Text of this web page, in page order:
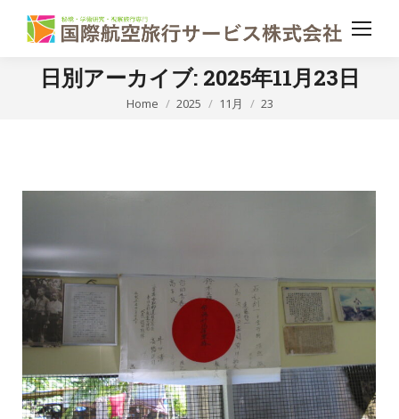
日別アーカイブ: 2025年11月23日
現在地:
Home 2025 11月 23